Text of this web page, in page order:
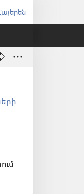
Ընտրել
լեզուն